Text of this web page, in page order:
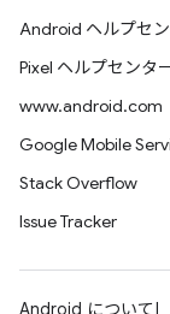
Android ヘルプセ
Pixel ヘルプセンタ
www.android.com
Google Mobile
Stack Overflow
Issue Tracker
Android について